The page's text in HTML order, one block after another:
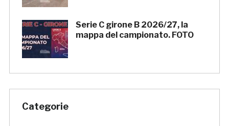
Serie C girone B 2026/27, la
mappa del campionato. FOTO
Categorie